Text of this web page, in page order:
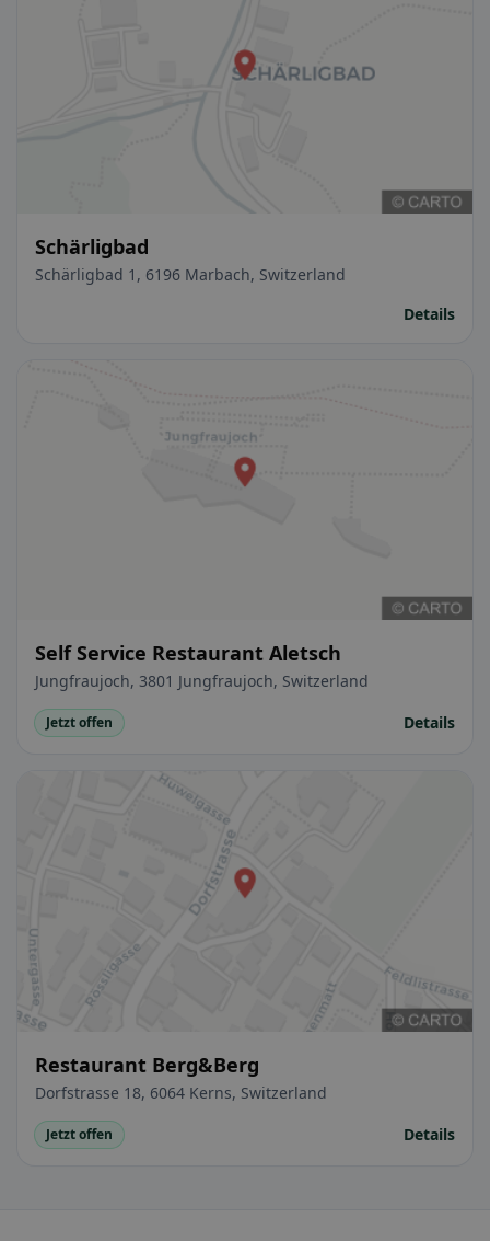
Schärligbad
Schärligbad 1, 6196 Marbach, Switzerland
Details
Self Service Restaurant Aletsch
Jungfraujoch, 3801 Jungfraujoch, Switzerland
Jetzt offen Details
Restaurant Berg&Berg
Dorfstrasse 18, 6064 Kerns, Switzerland
Jetzt offen Details